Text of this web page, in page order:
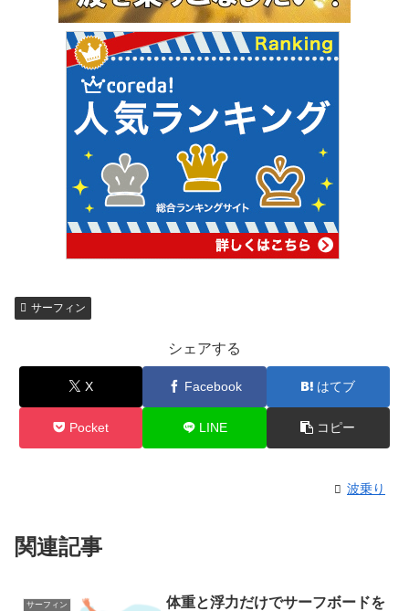
サーフィン
シェアする
X Facebook はてブ
Pocket LINE コピー
波乗り
関連記事
サーフィン
体重と浮力だけでサーフボードを